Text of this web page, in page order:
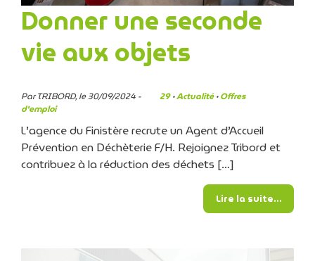
Donner une seconde
vie aux objets
Par TRIBORD, le 30/09/2024 - 29·Actualité·Offres
d'emploi
L’agence du Finistère recrute un Agent d’Accueil
Prévention en Déchèterie F/H. Rejoignez Tribord et
contribuez à la réduction des déchets […]
Lire la suite…from